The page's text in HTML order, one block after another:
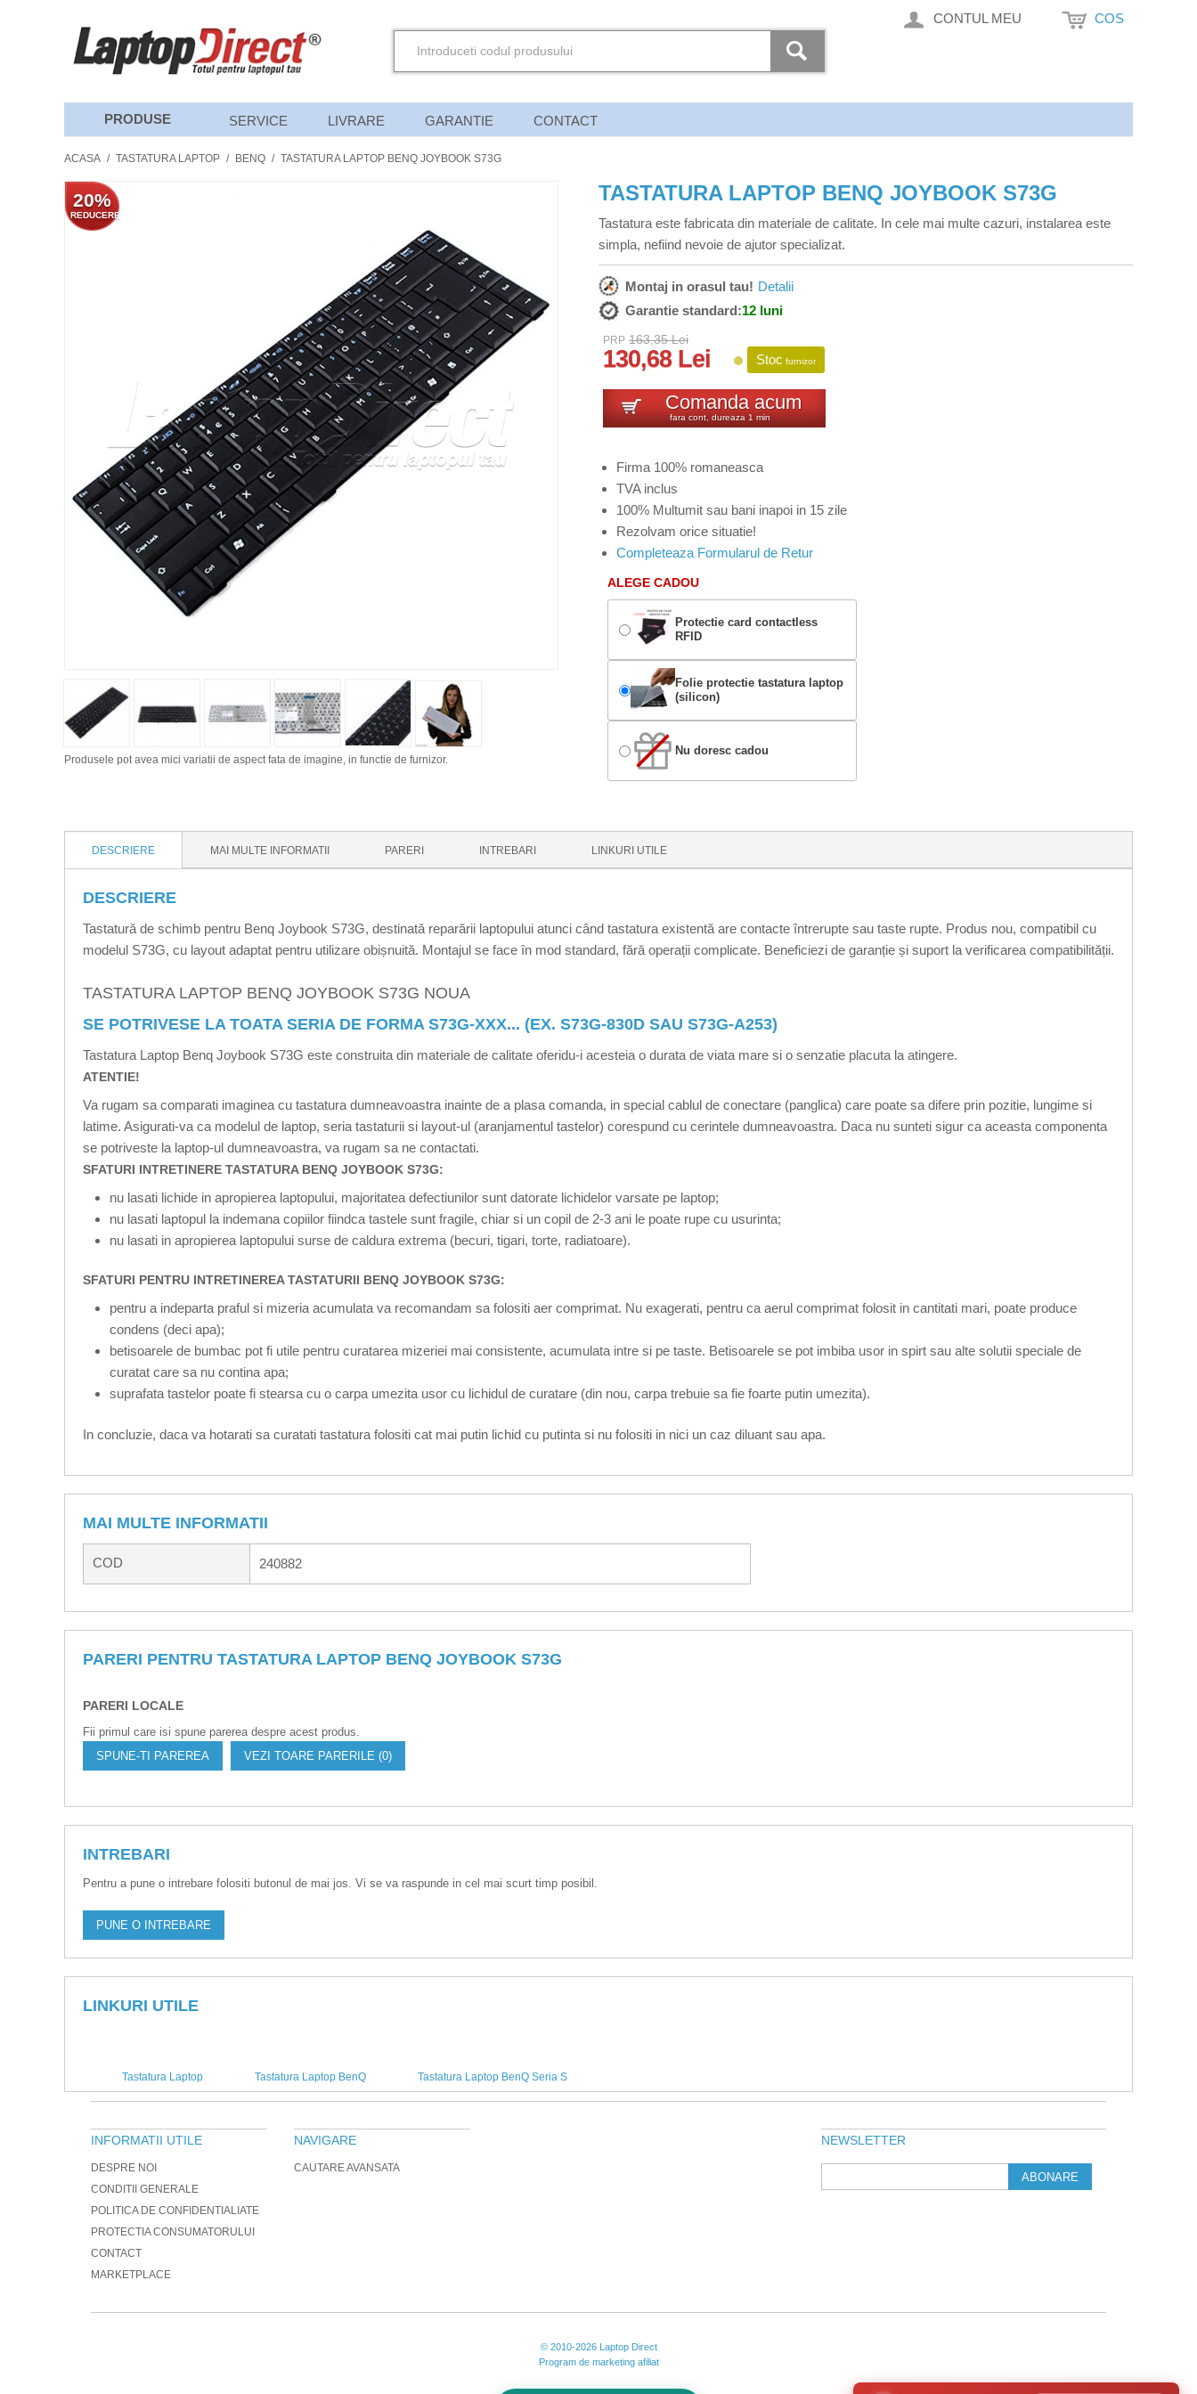
CONTUL MEU COS
PRODUSE SERVICE LIVRARE GARANTIE CONTACT
ACASA / TASTATURA LAPTOP / BENQ / TASTATURA LAPTOP BENQ JOYBOOK S73G
20%
REDUCERE
Produsele pot avea mici variatii de aspect fata de imagine, in functie de furnizor.
TASTATURA LAPTOP BENQ JOYBOOK S73G
Tastatura este fabricata din materiale de calitate. In cele mai multe cazuri, instalarea este
simpla, nefiind nevoie de ajutor specializat.
Montaj in orasul tau! Detalii
Garantie standard:12 luni
PRP 163,35 Lei
130,68 Lei Stoc furnizor
Comanda acum
fara cont, dureaza 1 min
Firma 100% romaneasca
TVA inclus
100% Multumit sau bani inapoi in 15 zile
Rezolvam orice situatie!
Completeaza Formularul de Retur
ALEGE CADOU
Protectie card contactless
RFID
Folie protectie tastatura laptop
(silicon)
Nu doresc cadou
DESCRIERE MAI MULTE INFORMATII PARERI INTREBARI LINKURI UTILE
DESCRIERE
Tastatură de schimb pentru Benq Joybook S73G, destinată reparării laptopului atunci când tastatura existentă are contacte întrerupte sau taste rupte. Produs nou, compatibil cu
modelul S73G, cu layout adaptat pentru utilizare obișnuită. Montajul se face în mod standard, fără operații complicate. Beneficiezi de garanție și suport la verificarea compatibilității.
TASTATURA LAPTOP BENQ JOYBOOK S73G NOUA
SE POTRIVESE LA TOATA SERIA DE FORMA S73G-XXX... (EX. S73G-830D SAU S73G-A253)
Tastatura Laptop Benq Joybook S73G este construita din materiale de calitate oferidu-i acesteia o durata de viata mare si o senzatie placuta la atingere.
ATENTIE!
Va rugam sa comparati imaginea cu tastatura dumneavoastra inainte de a plasa comanda, in special cablul de conectare (panglica) care poate sa difere prin pozitie, lungime si
latime. Asigurati-va ca modelul de laptop, seria tastaturii si layout-ul (aranjamentul tastelor) corespund cu cerintele dumneavoastra. Daca nu sunteti sigur ca aceasta componenta
se potriveste la laptop-ul dumneavoastra, va rugam sa ne contactati.
SFATURI INTRETINERE TASTATURA BENQ JOYBOOK S73G:
nu lasati lichide in apropierea laptopului, majoritatea defectiunilor sunt datorate lichidelor varsate pe laptop;
nu lasati laptopul la indemana copiilor fiindca tastele sunt fragile, chiar si un copil de 2-3 ani le poate rupe cu usurinta;
nu lasati in apropierea laptopului surse de caldura extrema (becuri, tigari, torte, radiatoare).
SFATURI PENTRU INTRETINEREA TASTATURII BENQ JOYBOOK S73G:
pentru a indeparta praful si mizeria acumulata va recomandam sa folositi aer comprimat. Nu exagerati, pentru ca aerul comprimat folosit in cantitati mari, poate produce
condens (deci apa);
betisoarele de bumbac pot fi utile pentru curatarea mizeriei mai consistente, acumulata intre si pe taste. Betisoarele se pot imbiba usor in spirt sau alte solutii speciale de
curatat care sa nu contina apa;
suprafata tastelor poate fi stearsa cu o carpa umezita usor cu lichidul de curatare (din nou, carpa trebuie sa fie foarte putin umezita).
In concluzie, daca va hotarati sa curatati tastatura folositi cat mai putin lichid cu putinta si nu folositi in nici un caz diluant sau apa.
MAI MULTE INFORMATII
COD 240882
PARERI PENTRU TASTATURA LAPTOP BENQ JOYBOOK S73G
PARERI LOCALE
Fii primul care isi spune parerea despre acest produs.
SPUNE-TI PAREREA
VEZI TOARE PARERILE (0)
INTREBARI
Pentru a pune o intrebare folositi butonul de mai jos. Vi se va raspunde in cel mai scurt timp posibil.
PUNE O INTREBARE
LINKURI UTILE
Tastatura Laptop Tastatura Laptop BenQ Tastatura Laptop BenQ Seria S
INFORMATII UTILE
DESPRE NOI
CONDITII GENERALE
POLITICA DE CONFIDENTIALIATE
PROTECTIA CONSUMATORULUI
CONTACT
MARKETPLACE
NAVIGARE
CAUTARE AVANSATA
NEWSLETTER
ABONARE
© 2010-2026 Laptop Direct
Program de marketing afiliat